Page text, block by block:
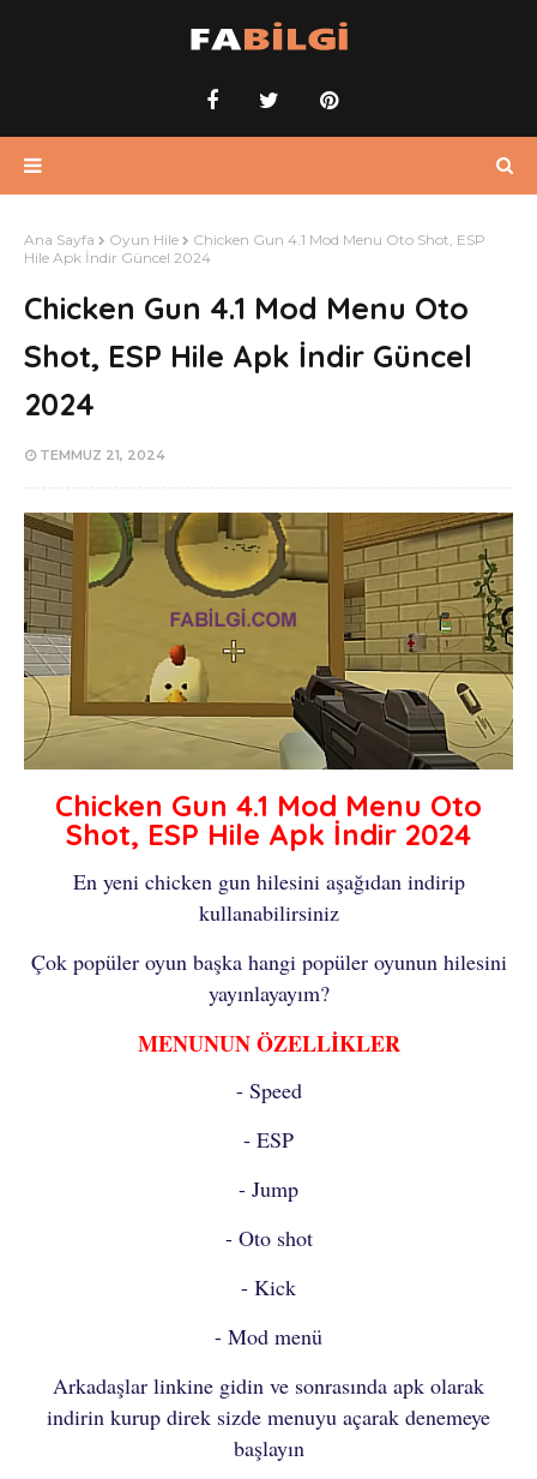
Ana Sayfa Oyun Hile
Chicken Gun 4.1 Mod Menu Oto Shot, ESP
Hile Apk İndir Güncel 2024
Chicken Gun 4.1 Mod Menu Oto
Shot, ESP Hile Apk İndir Güncel
2024
TEMMUZ 21, 2024
Chicken Gun 4.1 Mod Menu Oto
Shot, ESP Hile Apk İndir 2024
En yeni chicken gun hilesini aşağıdan indirip
kullanabilirsiniz
Çok popüler oyun başka hangi popüler oyunun hilesini
yayınlayayım?
MENUNUN ÖZELLİKLER
- Speed
- ESP
- Jump
- Oto shot
- Kick
- Mod menü
Arkadaşlar linkine gidin ve sonrasında apk olarak
indirin kurup direk sizde menuyu açarak denemeye
başlayın